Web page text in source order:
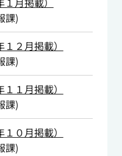
課)
２月掲載）
課)
１月掲載）
課)
０月掲載）
課)